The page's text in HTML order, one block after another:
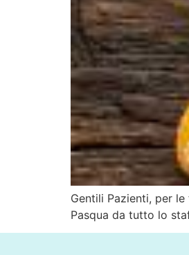
Gentili Pazienti, per
Pasqua da tutto lo